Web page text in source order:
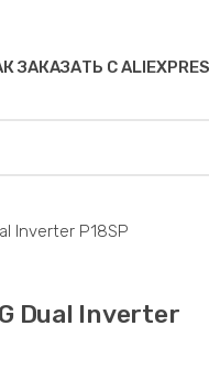
ЗАКАЗАТЬ С
Inverter P18SP
Dual Inverter